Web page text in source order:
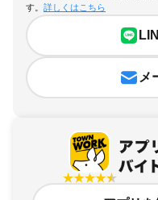
す。 詳しくはこちら
メ